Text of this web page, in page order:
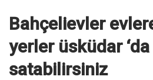
Bahçelievler
yerler üsküdar
satabilirsiniz